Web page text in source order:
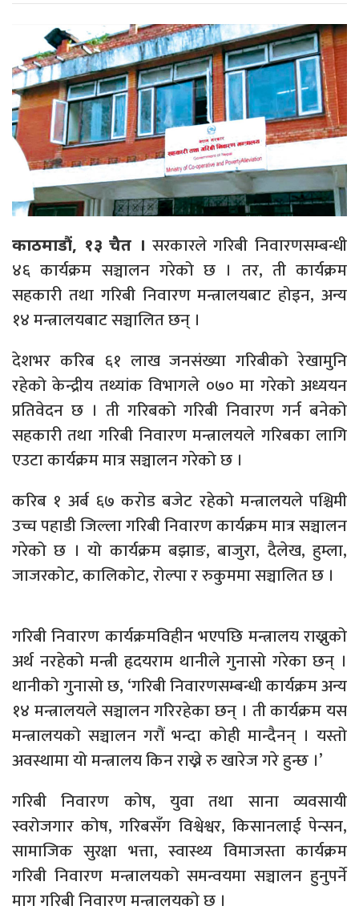
काठमाडौं, १३ चैत । सरकारले गरिबी निवारणसम्बन्धी
४६ कार्यक्रम सञ्चालन गरेको छ । तर, ती कार्यक्रम
सहकारी तथा गरिबी निवारण मन्त्रालयबाट होइन, अन्य
१४ मन्त्रालयबाट सञ्चालित छन् ।
देशभर करिब ६१ लाख जनसंख्या गरिबीको रेखामुनि
रहेको केन्द्रीय तथ्यांक विभागले ०७० मा गरेको अध्ययन
प्रतिवेदन छ । ती गरिबको गरिबी निवारण गर्न बनेको
सहकारी तथा गरिबी निवारण मन्त्रालयले गरिबका लागि
एउटा कार्यक्रम मात्र सञ्चालन गरेको छ ।
करिब १ अर्ब ६७ करोड बजेट रहेको मन्त्रालयले पश्चिमी
उच्च पहाडी जिल्ला गरिबी निवारण कार्यक्रम मात्र सञ्चालन
गरेको छ । यो कार्यक्रम बझाङ, बाजुरा, दैलेख, हुम्ला,
जाजरकोट, कालिकोट, रोल्पा र रुकुममा सञ्चालित छ ।
गरिबी निवारण कार्यक्रमविहीन भएपछि मन्त्रालय राख्नुको
अर्थ नरहेको मन्त्री हृदयराम थानीले गुनासो गरेका छन् ।
थानीको गुनासो छ, ‘गरिबी निवारणसम्बन्धी कार्यक्रम अन्य
१४ मन्त्रालयले सञ्चालन गरिरहेका छन् । ती कार्यक्रम यस
मन्त्रालयको सञ्चालन गरौं भन्दा कोही मान्दैनन् । यस्तो
अवस्थामा यो मन्त्रालय किन राख्ने रु खारेज गरे हुन्छ ।’
गरिबी निवारण कोष, युवा तथा साना व्यवसायी
स्वरोजगार कोष, गरिबसँग विश्वेश्वर, किसानलाई पेन्सन,
सामाजिक सुरक्षा भत्ता, स्वास्थ्य विमाजस्ता कार्यक्रम
गरिबी निवारण मन्त्रालयको समन्वयमा सञ्चालन हुनुपर्ने
माग गरिबी निवारण मन्त्रालयको छ ।